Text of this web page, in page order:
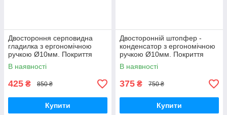
Двостороння серповидна
гладилка з ергономічною
ручкою Ø10мм. Покриття
Gold
В наявності
425 ₴ 850 ₴
Купити
Двосторонній штопфер -
конденсатор з ергономічною
ручкою Ø10мм. Покриття
Gold
В наявності
375 ₴ 750 ₴
Купити